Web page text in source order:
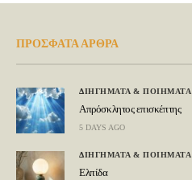
ΠΡΟΣΦΑΤΑ ΑΡΘΡΑ
ΔΙΗΓΗΜΑΤΑ & ΠΟΙΗΜΑΤΑ
Απρόσκλητος επισκέπτης
5 DAYS AGO
ΔΙΗΓΗΜΑΤΑ & ΠΟΙΗΜΑΤΑ
Ελπίδα